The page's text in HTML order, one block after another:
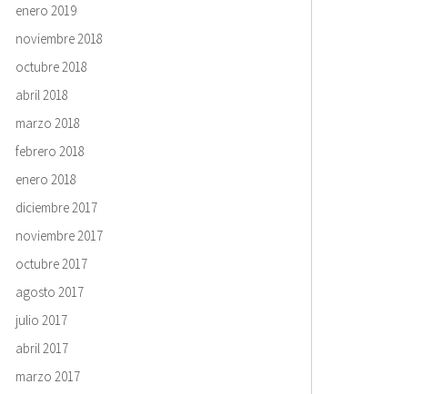
enero 2019
noviembre 2018
octubre 2018
abril 2018
marzo 2018
febrero 2018
enero 2018
diciembre 2017
noviembre 2017
octubre 2017
agosto 2017
julio 2017
abril 2017
marzo 2017